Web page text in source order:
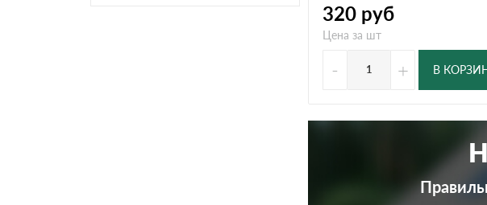
320 руб
Цена за шт
- + В